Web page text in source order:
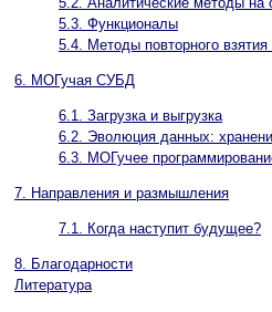
5.3. Функционалы
5.4. Методы повторного взятия
6. МОГучая СУБД
6.1. Загрузка и выгрузка
6.2. Эволюция данных:
6.3. МОГучее
7. Направления и размышления
7.1. Когда наступит будущее?
8. Благодарности
Литература